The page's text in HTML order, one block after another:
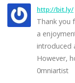
http://bit.ly/
Thank you
a
introduced
However,
0mniartist